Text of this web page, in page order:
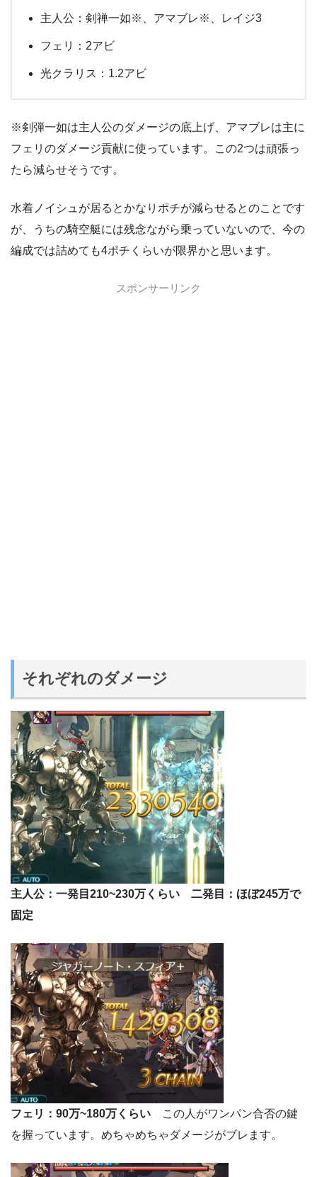
主人公：剣禅一如※、アマブレ※、レイジ3
フェリ：2アビ
光クラリス：1.2アビ
※剣弾一如は主人公のダメージの底上げ、アマブレは主に
フェリのダメージ貢献に使っています。この2つは頑張っ
たら減らせそうです。
水着ノイシュが居るとかなりポチが減らせるとのことです
が、うちの騎空艇には残念ながら乗っていないので、今の
編成では詰めても4ポチくらいが限界かと思います。
スポンサーリンク
それぞれのダメージ
主人公：一発目210~230万くらい 二発目：ほぼ245万で
固定
フェリ：90万~180万くらい
この人がワンパン合否の鍵
を握っています。めちゃめちゃダメージがブレます。